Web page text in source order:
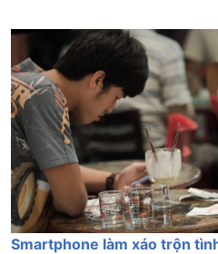
Smartphone làm xáo trộn